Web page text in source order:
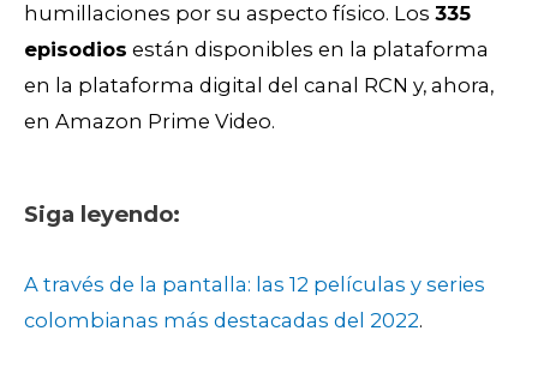
humillaciones por su aspecto físico. Los 335
episodios están disponibles en la plataforma
en la plataforma digital del canal RCN y, ahora,
en Amazon Prime Video.
Siga leyendo:
A través de la pantalla: las 12 películas y series
colombianas más destacadas del 2022.